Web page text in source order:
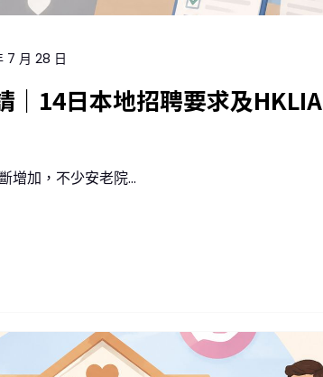
7 月 28 日
｜14日本地招聘要求及HKLIA
增加，不少安老院...